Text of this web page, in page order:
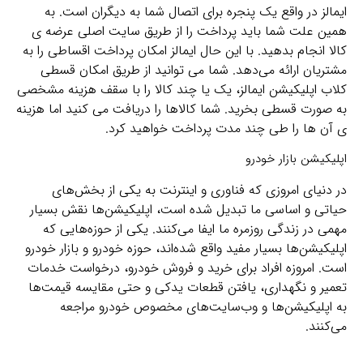
ایمالز در واقع یک پنجره برای اتصال شما به دیگران است. به
همین علت شما باید پرداخت را از طریق سایت اصلی عرضه ی
کالا انجام بدهید. با این حال ایمالز امکان پرداخت اقساطی را به
مشتریان ارائه می‌دهد. شما می توانید از طریق امکان قسطی
کلاب اپلیکیشن ایمالز، یک یا چند کالا را با سقف هزینه مشخصی
به صورت قسطی بخرید. شما کالاها را دریافت می کنید اما هزینه
ی آن ها را طی چند مدت پرداخت خواهید کرد.
اپلیکیشن بازار خودرو
در دنیای امروزی که فناوری و اینترنت به یکی از بخش‌های
حیاتی و اساسی ما تبدیل شده است، اپلیکیشن‌ها نقش بسیار
مهمی در زندگی روزمره ما ایفا می‌کنند. یکی از حوزه‌هایی که
اپلیکیشن‌ها بسیار مفید واقع شده‌اند، حوزه خودرو و بازار خودرو
است. امروزه افراد برای خرید و فروش خودرو، درخواست خدمات
تعمیر و نگهداری، یافتن قطعات یدکی و حتی مقایسه قیمت‌ها
به اپلیکیشن‌ها و وب‌سایت‌های مخصوص خودرو مراجعه
می‌کنند.